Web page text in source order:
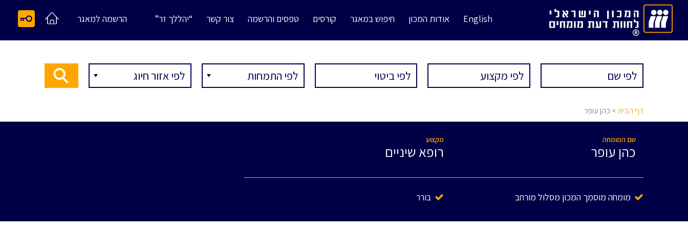
English אודות המכון חיפוש במאגר קורסים טפסים והרשמה צור קשר “יהללך זר” הרשמה למאגר
דף הבית> כהן עופר
שם המומחה
כהן עופר
מקצוע
רופא שיניים
מומחה מוסמך המכון מסלול מורחב בורר